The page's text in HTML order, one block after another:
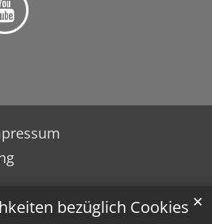
bezüglich Cookies ✕